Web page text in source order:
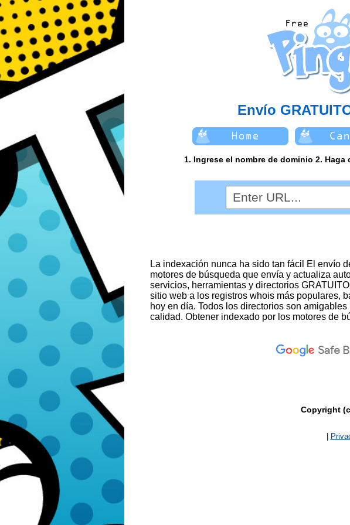
Envío
1. Ingrese el nombre de dominio 2.
La indexación nunca ha sido tan fácil El envío
motores de búsqueda que envía y actualiza
servicios, herramientas y directorios
sitio web a los registros whois más populares,
hoy en día. Todos los directorios son
calidad. Obtener indexado por los motores de
Copyright